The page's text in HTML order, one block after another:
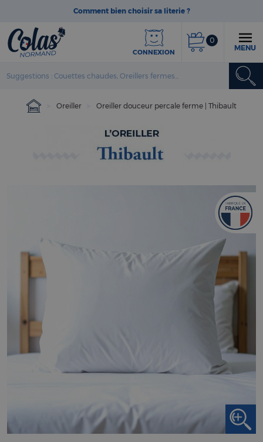
Comment bien choisir sa literie ?
CONNEXION
0
MENU
Oreiller Oreiller douceur percale ferme | Thibault